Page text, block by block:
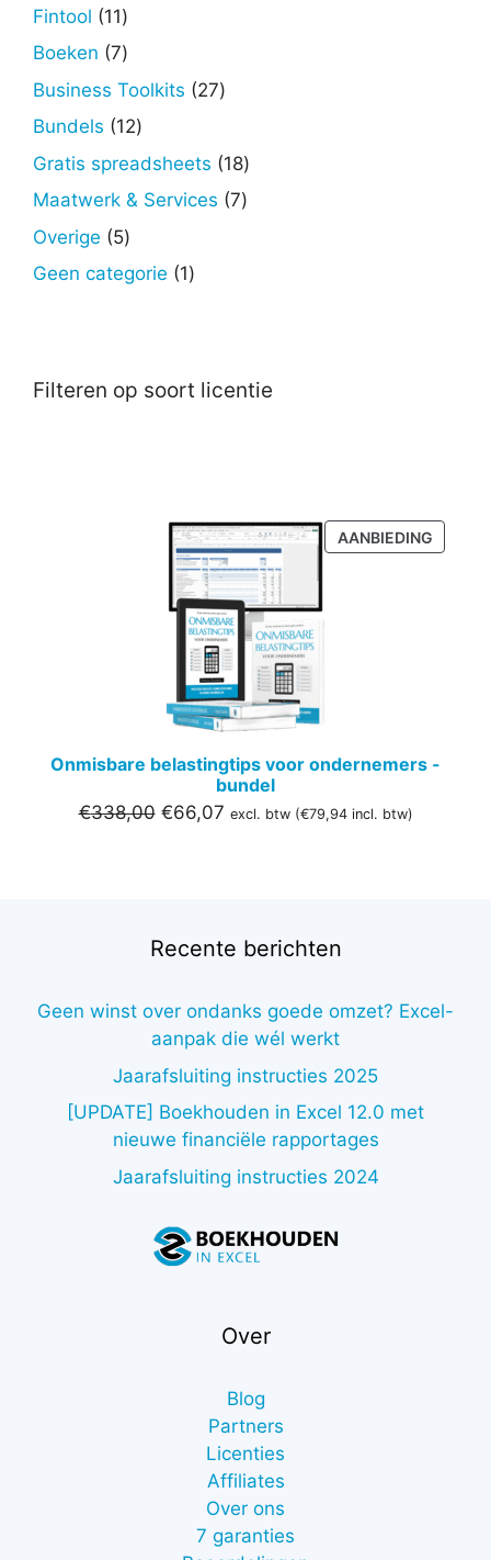
Fintool 1111
producten
Boeken 77
producten
Business Toolkits 2727
Bundels 1212
producten
Gratis spreadsheets 1818
producten
Maatwerk & Services 77
Overige 55
producten
Geen categorie 11
Filteren op soort licentie
AANBIEDING
IN
Onmisbare belastingtips voor ondernemers -
bundel
€338,00 Oorspronkelijke
€66,07Huidige
excl. btw (€79,94incl. btw)
Recente berichten
Geen winst over ondanks goede omzet? Excel-
aanpak die wél werkt
Jaarafsluiting instructies 2025
[UPDATE] Boekhouden in Excel 12.0 met
nieuwe financiële rapportages
Jaarafsluiting instructies 2024
Over
Blog
Partners
Licenties
Affiliates
Over ons
7 garanties